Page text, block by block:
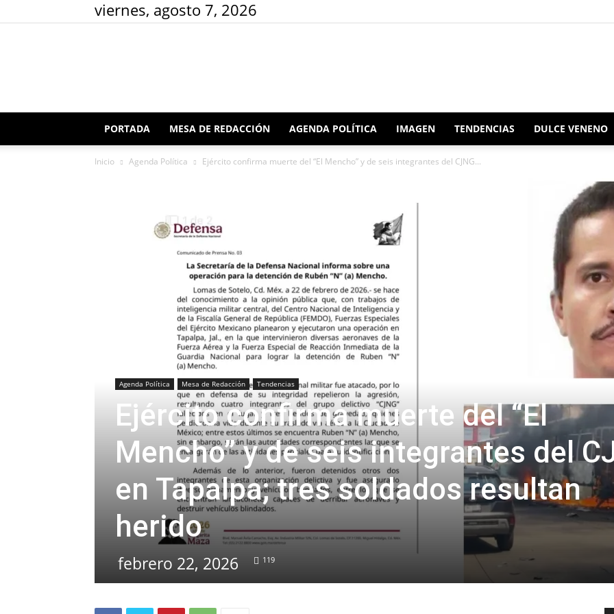
viernes, agosto 7, 2026
Redacción
PORTADA MESA DE REDACCIÓN AGENDA POLÍTICA IMAGEN TENDENCIAS DULCE VENENO
Inicio Agenda Política Ejército confirma muerte del “El Mencho” y de seis integrantes del CJNG...
Agenda Política Mesa de Redacción Tendencias
Ejército confirma muerte del “El
Mencho” y de seis integrantes del
en Tapalpa; tres soldados resultan
herido
febrero 22, 2026 119